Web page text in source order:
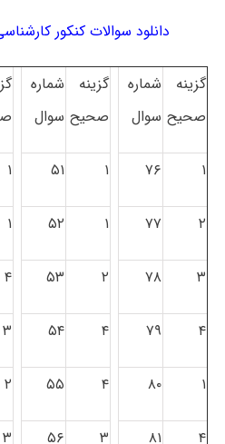
دانلود سوالات کنکور کارشناسی ارشد ۸۹
گزینه
صحیح
شماره
سوال
گزینه
صحیح
شماره
سوال
۱ ۷۶ ۱ ۵۱ ۱
۲ ۷۷ ۱ ۵۲ ۱
۳ ۷۸ ۲ ۵۳ ۴
۴ ۷۹ ۴ ۵۴ ۳
۱ ۸۰ ۴ ۵۵ ۲
۴ ۸۱ ۳ ۵۶ ۳